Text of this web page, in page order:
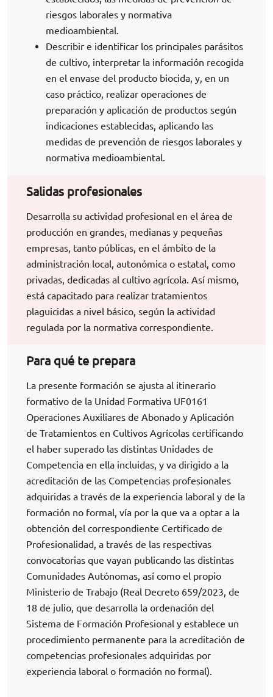
riesgos laborales y normativa
medioambiental.
Describir e identificar los principales parásitos
de cultivo, interpretar la información recogida
en el envase del producto biocida, y, en un
caso práctico, realizar operaciones de
preparación y aplicación de productos según
indicaciones establecidas, aplicando las
medidas de prevención de riesgos laborales y
normativa medioambiental.
Salidas profesionales
Desarrolla su actividad profesional en el área de
producción en grandes, medianas y pequeñas
empresas, tanto públicas, en el ámbito de la
administración local, autonómica o estatal, como
privadas, dedicadas al cultivo agrícola. Así mismo,
está capacitado para realizar tratamientos
plaguicidas a nivel básico, según la actividad
regulada por la normativa correspondiente.
Para qué te prepara
La presente formación se ajusta al itinerario
formativo de la Unidad Formativa UF0161
Operaciones Auxiliares de Abonado y Aplicación
de Tratamientos en Cultivos Agrícolas certificando
el haber superado las distintas Unidades de
Competencia en ella incluidas, y va dirigido a la
acreditación de las Competencias profesionales
adquiridas a través de la experiencia laboral y de la
formación no formal, vía por la que va a optar a la
obtención del correspondiente Certificado de
Profesionalidad, a través de las respectivas
convocatorias que vayan publicando las distintas
Comunidades Autónomas, así como el propio
Ministerio de Trabajo (Real Decreto 659/2023, de
18 de julio, que desarrolla la ordenación del
Sistema de Formación Profesional y establece un
procedimiento permanente para la acreditación de
competencias profesionales adquiridas por
experiencia laboral o formación no formal).